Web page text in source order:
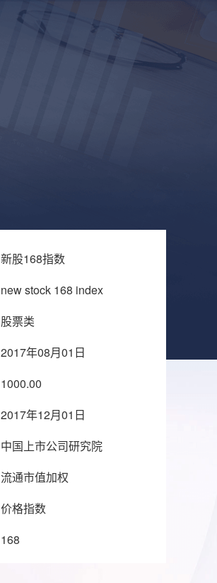
新股168指数
new stock 168 index
股票类
2017年08月01日
1000.00
2017年12月01日
中国上市公司研究院
流通市值加权
价格指数
168